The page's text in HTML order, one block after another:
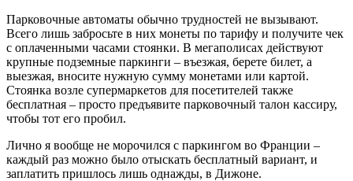
Парковочные автоматы обычно трудностей не вызывают.
Всего лишь забросьте в них монеты по тарифу и получите чек
с оплаченными часами стоянки. В мегаполисах действуют
крупные подземные паркинги – въезжая, берете билет, а
выезжая, вносите нужную сумму монетами или картой.
Стоянка возле супермаркетов для посетителей также
бесплатная – просто предъявите парковочный талон кассиру,
чтобы тот его пробил.
Лично я вообще не морочился с паркингом во Франции –
каждый раз можно было отыскать бесплатный вариант, и
заплатить пришлось лишь однажды, в Дижоне.